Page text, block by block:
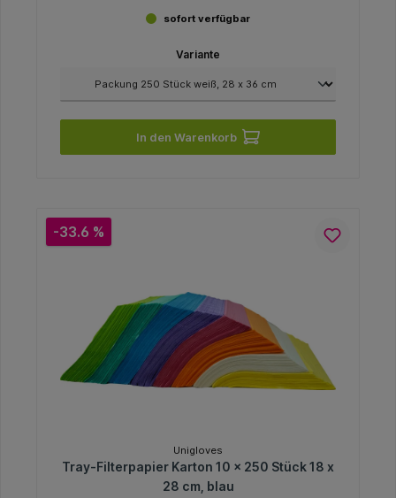
sofort verfügbar
Variante
In den Warenkorb
-33.6 %
Unigloves
Tray-Filterpapier Karton 10 x 250 Stück 18 x
28 cm, blau